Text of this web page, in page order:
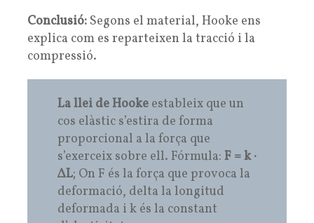
Conclusió: Segons el material, Hooke ens
explica com es reparteixen la tracció i la
compressió.
La llei de Hooke estableix que un
cos elàstic s’estira de forma
proporcional a la força que
s’exerceix sobre ell. Fórmula: F = k ·
ΔL; On F és la força que provoca la
deformació, delta la longitud
deformada i k és la constant